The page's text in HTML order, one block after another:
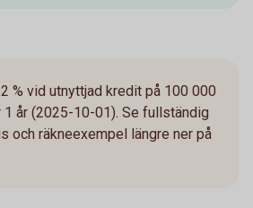
% vid utnyttjad kredit på 100 000
1 år (2025-10-01). Se fullständig
och räkneexempel längre ner på